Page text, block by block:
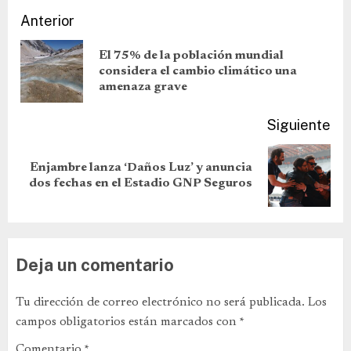
Anterior
El 75% de la población mundial
considera el cambio climático una
amenaza grave
Siguiente
Enjambre lanza ‘Daños Luz’ y anuncia
dos fechas en el Estadio GNP Seguros
Deja un comentario
Tu dirección de correo electrónico no será publicada. Los
campos obligatorios están marcados con *